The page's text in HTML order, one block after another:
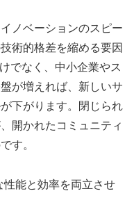
ノベーションのスピー
術的格差を縮める要因
でなく、中小企業やス
が増えれば、新しいサ
下がります。閉じられ
開かれたコミュニティ
す。
能と効率を両立させ